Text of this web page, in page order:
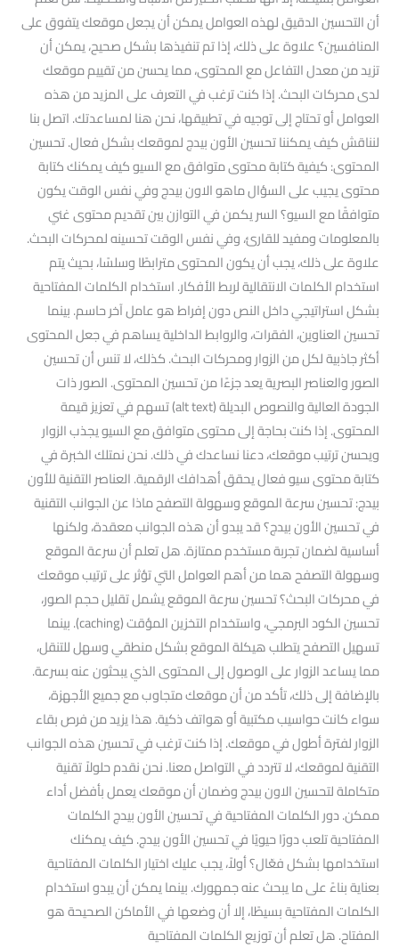
أن التحسين الدقيق لهذه العوامل يمكن أن يجعل موقعك يتفوق على
المنافسين؟ علاوة على ذلك، إذا تم تنفيذها بشكل صحيح، يمكن أن
تزيد من معدل التفاعل مع المحتوى، مما يحسن من تقييم موقعك
لدى محركات البحث. إذا كنت ترغب في التعرف على المزيد من هذه
العوامل أو تحتاج إلى توجيه في تطبيقها، نحن هنا لمساعدتك. اتصل بنا
لنناقش كيف يمكننا تحسين الأون بيدج لموقعك بشكل فعال. تحسين
المحتوى: كيفية كتابة محتوى متوافق مع السيو كيف يمكنك كتابة
محتوى يجيب على السؤال ماهو الاون بيدج وفي نفس الوقت يكون
متوافقًا مع السيو؟ السر يكمن في التوازن بين تقديم محتوى غني
بالمعلومات ومفيد للقارئ، وفي نفس الوقت تحسينه لمحركات البحث.
علاوة على ذلك، يجب أن يكون المحتوى مترابطًا وسلسًا، بحيث يتم
استخدام الكلمات الانتقالية لربط الأفكار. استخدام الكلمات المفتاحية
بشكل استراتيجي داخل النص دون إفراط هو عامل آخر حاسم. بينما
تحسين العناوين، الفقرات، والروابط الداخلية يساهم في جعل المحتوى
أكثر جاذبية لكل من الزوار ومحركات البحث. كذلك، لا تنس أن تحسين
الصور والعناصر البصرية يعد جزءًا من تحسين المحتوى. الصور ذات
الجودة العالية والنصوص البديلة (alt text) تسهم في تعزيز قيمة
المحتوى. إذا كنت بحاجة إلى محتوى متوافق مع السيو يجذب الزوار
ويحسن ترتيب موقعك، دعنا نساعدك في ذلك. نحن نمتلك الخبرة في
كتابة محتوى سيو فعال يحقق أهدافك الرقمية. العناصر التقنية للأون
بيدج: تحسين سرعة الموقع وسهولة التصفح ماذا عن الجوانب التقنية
في تحسين الأون بيدج؟ قد يبدو أن هذه الجوانب معقدة، ولكنها
أساسية لضمان تجربة مستخدم ممتازة. هل تعلم أن سرعة الموقع
وسهولة التصفح هما من أهم العوامل التي تؤثر على ترتيب موقعك
في محركات البحث؟ تحسين سرعة الموقع يشمل تقليل حجم الصور،
تحسين الكود البرمجي، واستخدام التخزين المؤقت (caching). بينما
تسهيل التصفح يتطلب هيكلة الموقع بشكل منطقي وسهل للتنقل،
مما يساعد الزوار على الوصول إلى المحتوى الذي يبحثون عنه بسرعة.
بالإضافة إلى ذلك، تأكد من أن موقعك متجاوب مع جميع الأجهزة،
سواء كانت حواسيب مكتبية أو هواتف ذكية. هذا يزيد من فرص بقاء
الزوار لفترة أطول في موقعك. إذا كنت ترغب في تحسين هذه الجوانب
التقنية لموقعك، لا تتردد في التواصل معنا. نحن نقدم حلولاً تقنية
متكاملة لتحسين الاون بيدج وضمان أن موقعك يعمل بأفضل أداء
ممكن. دور الكلمات المفتاحية في تحسين الأون بيدج الكلمات
المفتاحية تلعب دورًا حيويًا في تحسين الأون بيدج. كيف يمكنك
استخدامها بشكل فعّال؟ أولاً، يجب عليك اختيار الكلمات المفتاحية
بعناية بناءً على ما يبحث عنه جمهورك. بينما يمكن أن يبدو استخدام
الكلمات المفتاحية بسيطًا، إلا أن وضعها في الأماكن الصحيحة هو
المفتاح. هل تعلم أن توزيع الكلمات المفتاحية